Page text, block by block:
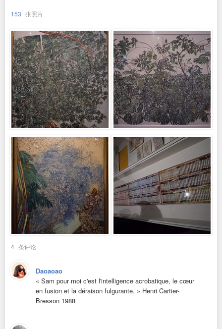
153 张照片
4 条评论
Daoaoao
« Sam pour moi c'est l'intelligence acrobatique, le cœur
en fusion et la déraison fulgurante. » Henri Cartier-
Bresson 1988